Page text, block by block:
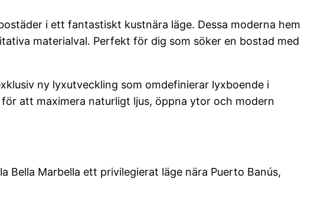
i ett fantastiskt kustnära läge. Dessa moderna hem
materialval. Perfekt för dig som söker en bostad med
ny lyxutveckling som omdefinierar lyxboende i
att maximera naturligt ljus, öppna ytor och modern
Bella Marbella ett privilegierat läge nära Puerto Banús,